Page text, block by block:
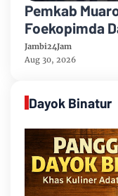
Pemkab
Foekopimda
Menyatakan
Keberadaan
Jambi24Jam
Aug 30, 2026
Dayok Binatur